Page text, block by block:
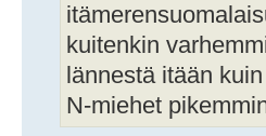
kuitenkin
lännestä itään
N-miehet